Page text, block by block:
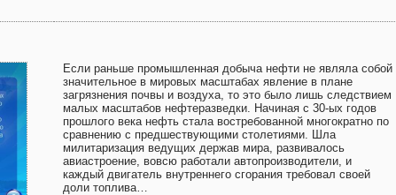
Если раньше промышленная добыча нефти не являла собой
значительное в мировых масштабах явление в плане
загрязнения почвы и воздуха, то это было лишь следствием
малых масштабов нефтеразведки. Начиная с 30-ых годов
прошлого века нефть стала востребованной многократно по
сравнению с предшествующими столетиями. Шла
милитаризация ведущих держав мира, развивалось
авиастроение, вовсю работали автопроизводители, и
каждый двигатель внутреннего сгорания требовал своей
доли топлива…